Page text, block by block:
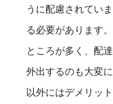
うに配慮されてい
る必要があります
ところが多く、配
外出するのも大変
以外にはデメリッ